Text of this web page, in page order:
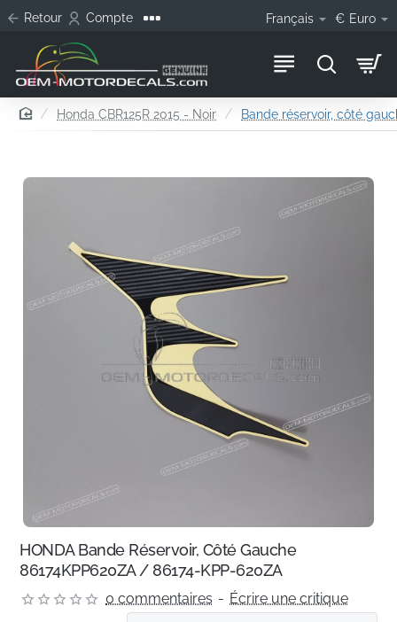
Retour Compte Français € Euro
homeHonda CBR125R 2015 - Noir Bande réservoir, côté
HONDA Bande Réservoir, Côté Gauche
86174KPP620ZA / 86174-KPP-620ZA
0 commentaires - Écrire une critique